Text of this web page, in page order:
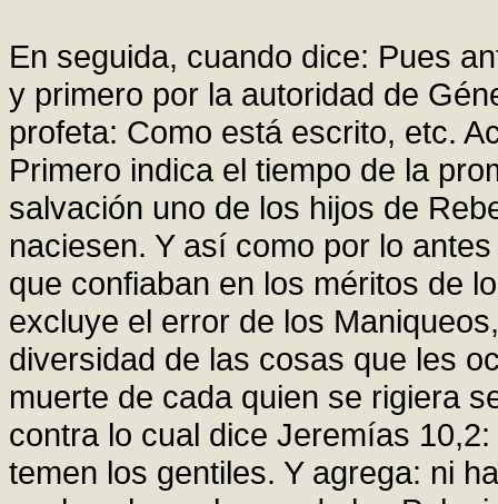
En seguida, cuando dice: Pues
y primero por la autoridad de
profeta: Como está escrito, etc.
Primero indica el tiempo de la
salvación uno de los hijos de
naciesen. Y así como por lo
que confiaban en los méritos de
excluye el error de los
diversidad de las cosas que les
muerte de cada quien se rigiera
contra lo cual dice Jeremías
temen los gentiles. Y agrega: ni